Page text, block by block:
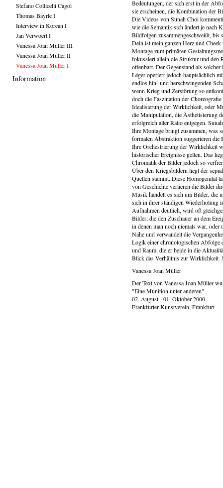
Stefano Collicelli Cagol
Thomas Bayrle I
Interview in Korean I
Jan Verwoert I
Vanessa Joan Müller III
Vanessa Joan Müller II
Vanessa Joan Müller I
Information
Bedeutungen, der sich erst in der
sie erscheinen, die Kombination der
Die Videos von Sunah Choi
wie die Semantik sich ändert je nach
Bildfolgen zusammengeschweißt, bis
Dein ist mein ganzen Herz und
Montage zum primären
fokussiert allein die Struktur und den
offenbart. Der Gegenstand als
Léger operiert jedoch hauptsächlich
endlos hin- und herschwingenden
wenn Krieg und Zerstörung so
doch die Faszination der
Idealisierung der Wirklichkeit, oder
die Manipulation, die Ästhetisierung
erfolgreich aller Ratio entgegen.
Ihre Montage bringt zusammen, was
formalen Abstraktion suggerieren die
Ihre Orchestrierung der Wirklichkeit
historischer Ereignisse gelten. Das
Chromatik der Bilder jedoch so
Über den Kriegsbildern liegt der
Quellen stammt. Diese Homogenität
von Geschichte verlieren die Bilder
Musik handelt es sich um Bilder, die
sich in ihrer ständigen Wiederholung
Aufnahmen deutlich, wird oft
Bilder, die den Zuschauer an dem
in denen man noch niemals war,
Nähe und verwandelt die
Logik einer chronologischen Abfolge
und Raum, die er beide in die
Blick das Verhältnis zur Wirklichkeit.
Vanessa Joan Müller
Der Text von Vanessa Joan Müller
"Eine Munition unter anderen"
02. August - 01. Oktober 2000
Frankfurter Kunstverein, Frankfurt